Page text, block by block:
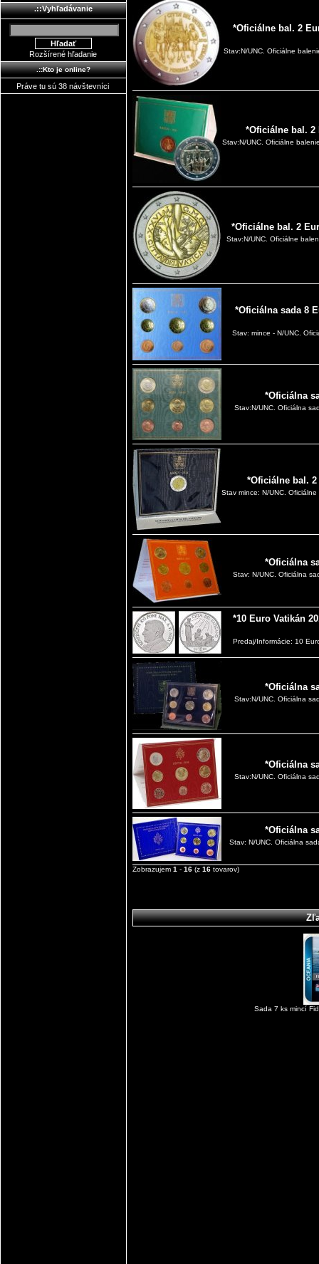
.::Vyhľadávanie
Rozšírené hľadanie
.::Kto je online?
Práve tu sú 38 návštevníci
*Oficiálne bal. 2
Stav:N/UNC. Oficiálne
*Oficiálne bal. 2
Stav:N/UNC. Oficiálne
*Oficiálne bal. 2
Stav:N/UNC. Oficiálne
*Oficiálna sada 8
Stav: mince - N/UNC.
*Oficiálna
Stav:N/UNC. Oficiálna
*Oficiálne bal.
Stav mince: N/UNC.
*Oficiálna
Stav: N/UNC. Oficiálna
*10 Euro Vatikán
Predaj/Informácie: 10
*Oficiálna
Stav:N/UNC. Oficiálna
*Oficiálna
Stav:N/UNC. Oficiálna
*Oficiálna
Stav: N/UNC. Oficiálna
Zobrazujem 1 - 16 (z 16 tovarov)
Sada 7 ks mincí